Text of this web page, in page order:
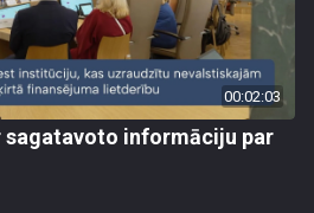
00:02:03
sagatavoto informāciju par